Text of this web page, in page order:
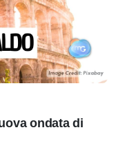
ondata di